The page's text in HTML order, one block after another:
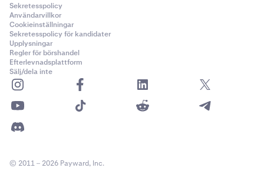
Sekretesspolicy
Användarvillkor
Cookieinställningar
Sekretesspolicy för kandidater
Upplysningar
Regler för börshandel
Efterlevnadsplattform
Sälj/dela inte
© 2011 – 2026 Payward, Inc.